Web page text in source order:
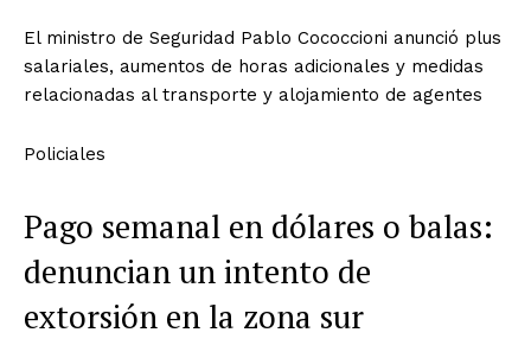
El ministro de Seguridad Pablo Cococcioni anunció plus
salariales, aumentos de horas adicionales y medidas
relacionadas al transporte y alojamiento de agentes
Policiales
Pago semanal en dólares o balas:
denuncian un intento de
extorsión en la zona sur